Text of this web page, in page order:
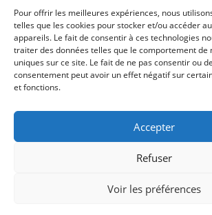
Pour offrir les meilleures expériences, nous
telles que les cookies pour stocker et/ou accéder
appareils. Le fait de consentir à ces technologies
traiter des données telles que le comportement de
uniques sur ce site. Le fait de ne pas consentir ou
consentement peut avoir un effet négatif sur
et fonctions.
Accepter
Refuser
Voir les préférences
Amazon et d'autres marques.
Politique d’affiliation
Mentions légales
Politique de cookies (UE)